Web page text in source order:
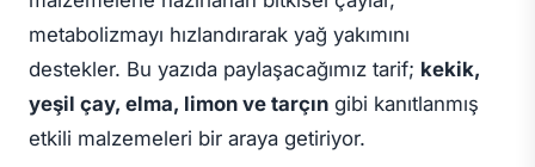
metabolizmayı hızlandırarak yağ yakımını
destekler. Bu yazıda paylaşacağımız tarif; kekik,
yeşil çay, elma, limon ve tarçın gibi kanıtlanmış
etkili malzemeleri bir araya getiriyor.